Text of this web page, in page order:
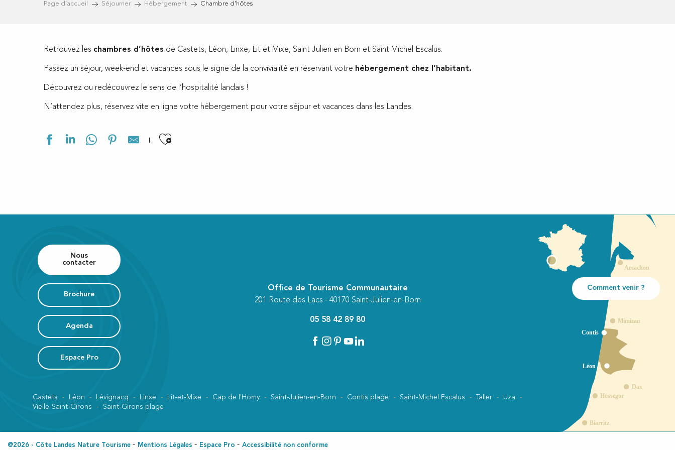
Page d’accueil Séjourner Hébergement Chambre d’hôtes
Retrouvez les chambres d’hôtes de Castets, Léon, Linxe, Lit et Mixe, Saint Julien en Born et Saint Michel Escalus.
Passez un séjour, week-end et vacances sous le signe de la convivialité en réservant votre hébergement chez l’habitant.
Découvrez ou redécouvrez le sens de l’hospitalité landais !
N’attendez plus, réservez vite en ligne votre hébergement pour votre séjour et vacances dans les Landes.
Ajouter aux favoris
Les Cabanes du Menoy - Léonie
Château Belle Epoque - Bao Daï
Lou Cabanot
Château Belle Epoque - La Suite Napoléon III
Oco Surf Camp
Villa Souvenir
Château Belle Epoque - Suite Eugénie de Montijo
Château Belle Epoque - La Tour Ronde
Nous
contacter
Brochure
Agenda
Espace Pro
Office de Tourisme Communautaire
201 Route des Lacs - 40170 Saint-Julien-en-Born
05 58 42 89 80
Comment venir ?
Castets Léon Lévignacq Linxe Lit-et-Mixe Cap de l'Homy Saint-Julien-en-Born Contis plage Saint-Michel Escalus Taller
Uza
Vielle-Saint-Girons
Saint-Girons plage
@2026 - Côte Landes Nature Tourisme Mentions Légales Espace Pro Accessibilité non conforme